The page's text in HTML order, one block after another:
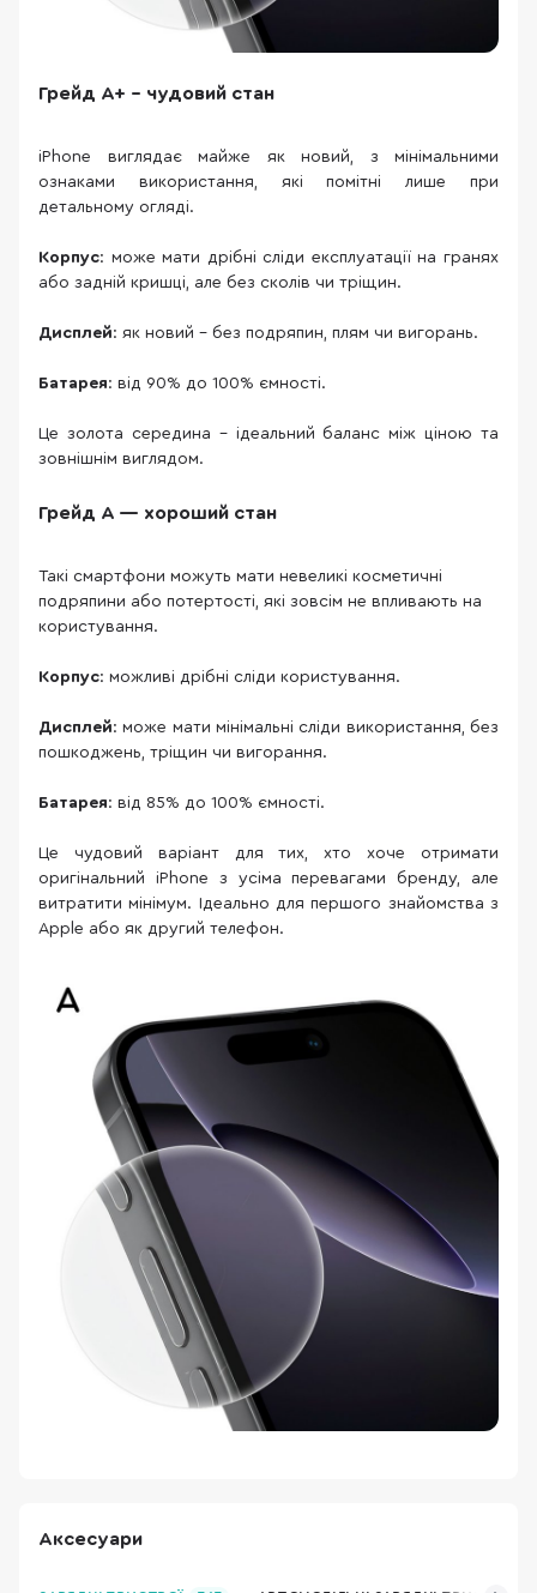
Грейд A+ – чудовий стан
iPhone виглядає майже як новий, з мінімальними
ознаками використання, які помітні лише при
детальному огляді.
Корпус: може мати дрібні сліди експлуатації на гранях
або задній кришці, але без сколів чи тріщин.
Дисплей: як новий – без подряпин, плям чи вигорань.
Батарея: від 90% до 100% ємності.
Це золота середина – ідеальний баланс між ціною та
зовнішнім виглядом.
Грейд A — хороший стан
Такі смартфони можуть мати невеликі косметичні
подряпини або потертості, які зовсім не впливають на
користування.
Корпус: можливі дрібні сліди користування.
Дисплей: може мати мінімальні сліди використання, без
пошкоджень, тріщин чи вигорання.
Батарея: від 85% до 100% ємності.
Це чудовий варіант для тих, хто хоче отримати
оригінальний iPhone з усіма перевагами бренду, але
витратити мінімум. Ідеально для першого знайомства з
Apple або як другий телефон.
Аксесуари